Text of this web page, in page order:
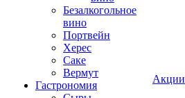
Безалкогольное
вино
Портвейн
Херес
Саке
Вермут
Гастрономия
Акции